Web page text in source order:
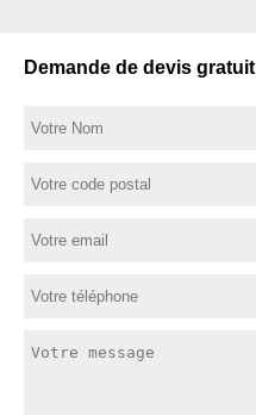
Demande de devis gratuit